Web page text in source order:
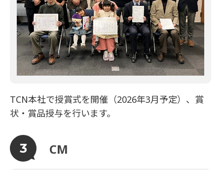
TCN本社で授賞式を開催（2026年3月予定）、賞
状・賞品授与を行います。
CM